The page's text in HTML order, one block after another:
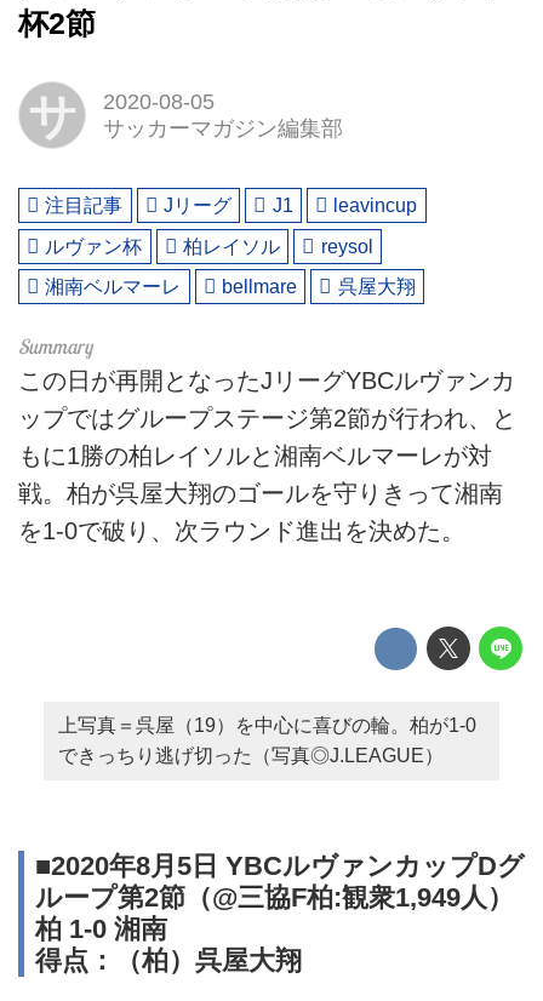
杯2節
サ
2020-08-05
サッカーマガジン編集部
注目記事 Jリーグ J1
leavincup
ルヴァン杯
柏レイソル
reysol
湘南ベルマーレ
bellmare 呉屋大翔
この日が再開となったJリーグYBCルヴァンカ
ップではグループステージ第2節が行われ、と
もに1勝の柏レイソルと湘南ベルマーレが対
戦。柏が呉屋大翔のゴールを守りきって湘南
を1-0で破り、次ラウンド進出を決めた。
上写真＝呉屋（19）を中心に喜びの輪。柏が1-0
できっちり逃げ切った（写真◎J.LEAGUE）
■2020年8月5日 YBCルヴァンカップDグ
ループ第2節（@三協F柏:観衆1,949人）
柏 1-0 湘南
得点：（柏）呉屋大翔